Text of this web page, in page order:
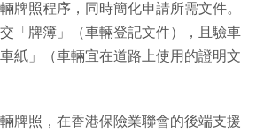
牌照程序，同時簡化申請所需文件。
「牌簿」（車輛登記文件），且驗車
紙」（車輛宜在道路上使用的證明文
牌照，在香港保險業聯會的後端支援